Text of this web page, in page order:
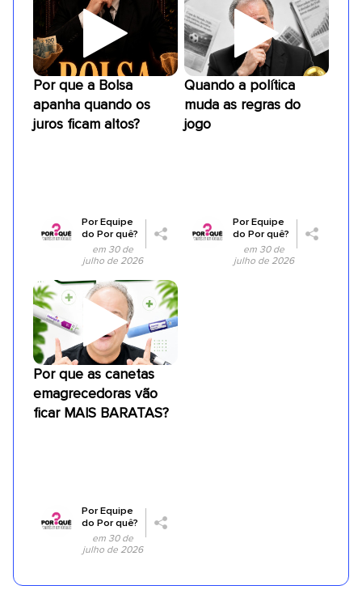
Por que a Bolsa
apanha quando os
juros ficam altos?
PorEquipe
do Por quê?
em 30 de
julho de 2026
Quando a política
muda as regras do
jogo
PorEquipe
do Por quê?
em 30 de
julho de 2026
Por que as canetas
emagrecedoras vão
ficar MAIS BARATAS?
PorEquipe
do Por quê?
em 30 de
julho de 2026